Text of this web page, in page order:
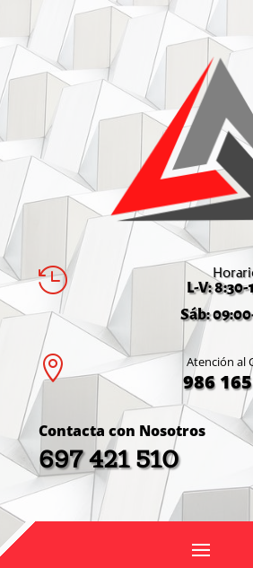

L-V: 8:30-
Sáb:
 Atención al
986
Contacta con Nosotros
697 421 510